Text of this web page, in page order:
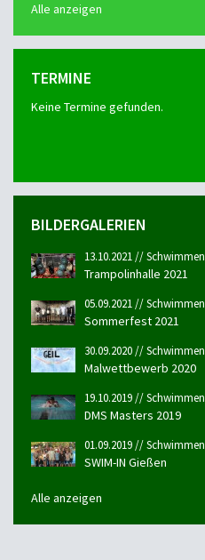
Alle anzeigen
TERMINE
Keine Termine gefunden.
BILDERGALERIEN
13.10.2021 // Schwimmen
Trampolinhalle 2021
05.09.2021 // Schwimmen
Sommerfest 2021
30.09.2020 // Schwimmen
Malwettbewerb 2020
19.10.2019 // Schwimmen
DMS Masters 2019
01.09.2019 // Schwimmen
SWIM-IN Gießen
Alle anzeigen